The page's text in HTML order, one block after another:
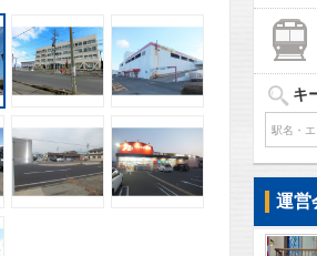
キ
運営